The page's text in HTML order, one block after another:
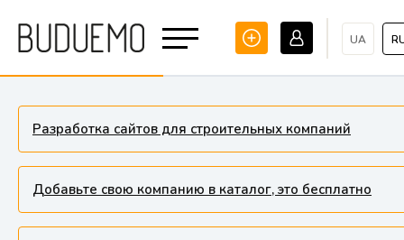
UA
Разработка сайтов для строительных компаний
Добавьте свою компанию в каталог, это бесплатно